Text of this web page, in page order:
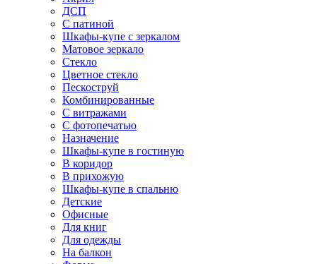
ДСП
С патиной
Шкафы-купе с зеркалом
Матовое зеркало
Стекло
Цветное стекло
Пескоструй
Комбинированные
С витражами
С фотопечатью
Назначение
Шкафы-купе в гостиную
В коридор
В прихожую
Шкафы-купе в спальню
Детские
Офисные
Для книг
Для одежды
На балкон